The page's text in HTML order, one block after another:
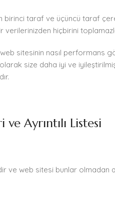
taraf ve üçüncü taraf
verilerinizden hiçbirini
sitesinin nasıl performans
size daha iyi ve
Ayrıntılı Listesi
web sitesi bunlar olmadan